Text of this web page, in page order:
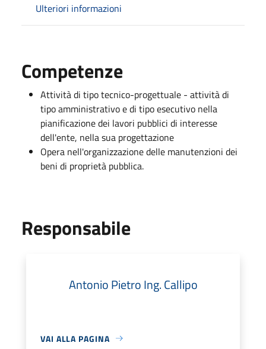
Ulteriori informazioni
Competenze
Attività di tipo tecnico-progettuale - attività di
tipo amministrativo e di tipo esecutivo nella
pianificazione dei lavori pubblici di interesse
dell'ente, nella sua progettazione
Opera nell'organizzazione delle manutenzioni dei
beni di proprietà pubblica.
Responsabile
Antonio Pietro Ing. Callipo
VAI ALLA PAGINA